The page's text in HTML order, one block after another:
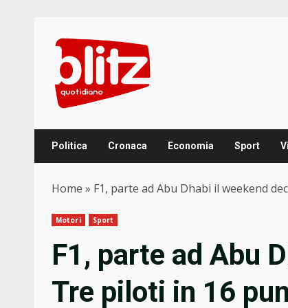
content
Politica Cronaca Economia Sport
Home » F1, parte ad Abu Dhabi il weekend
Motori Sport
F1, parte ad Abu
Tre piloti in 16